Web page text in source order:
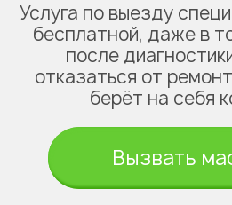
Услуга по выезду
бесплатной, даже в
после
отказаться от
берёт на себя
Вызвать